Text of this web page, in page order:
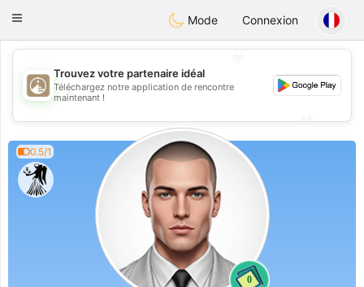
Bahebik
Toggle
Mode Connexion
💖
💕
Trouvez votre partenaire idéal
Téléchargez notre application de rencontre
maintenant !
0.5/1
0